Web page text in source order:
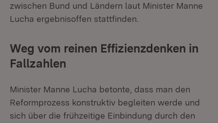
zwischen Bund und Ländern laut Minister Manne
Lucha ergebnisoffen stattfinden.
Weg vom reinen Effizienzdenken in
Fallzahlen
Minister Manne Lucha betonte, dass man den
Reformprozess konstruktiv begleiten werde und
sich über die frühzeitige Einbindung durch den